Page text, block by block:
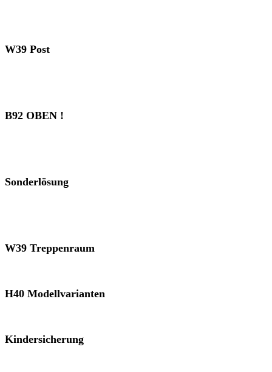
W39 Post
B92 OBEN !
Sonderlösung
W39 Treppenraum
H40 Modellvarianten
Kindersicherung